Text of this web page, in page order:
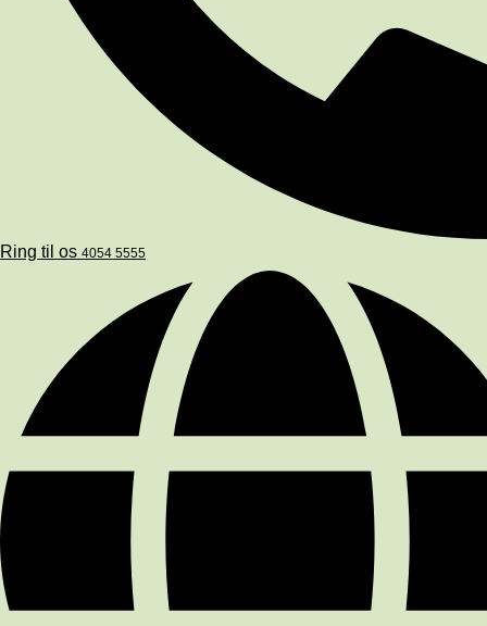
Ring til os 4054 5555